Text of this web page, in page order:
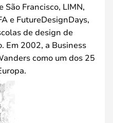
São Francisco, LIMN,
e FutureDesignDays,
de design de
Em 2002, a Business
como um dos 25